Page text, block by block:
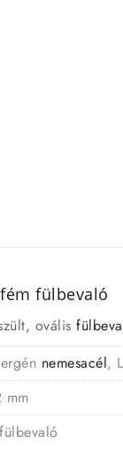
fülbevaló
ovális
nemesacél,
mm